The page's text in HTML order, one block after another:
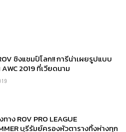
ชิงแชมป์โลก!! การีน่าเผยรูปแบบ
2019 ที่เวียดนาม
าง ROV PRO LEAGUE
บุรีรัมย์ครองหัวตารางทิ้งห่างทุก